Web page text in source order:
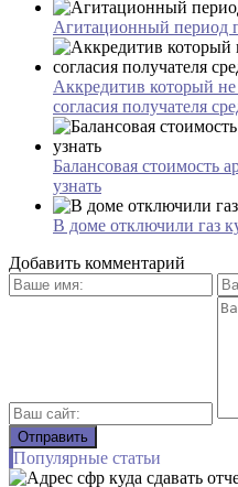
Агитационный период
Аккредитив который
согласия получателя
Балансовая стоимость
узнать
В доме отключили газ
Добавить комментарий
Популярные статьи